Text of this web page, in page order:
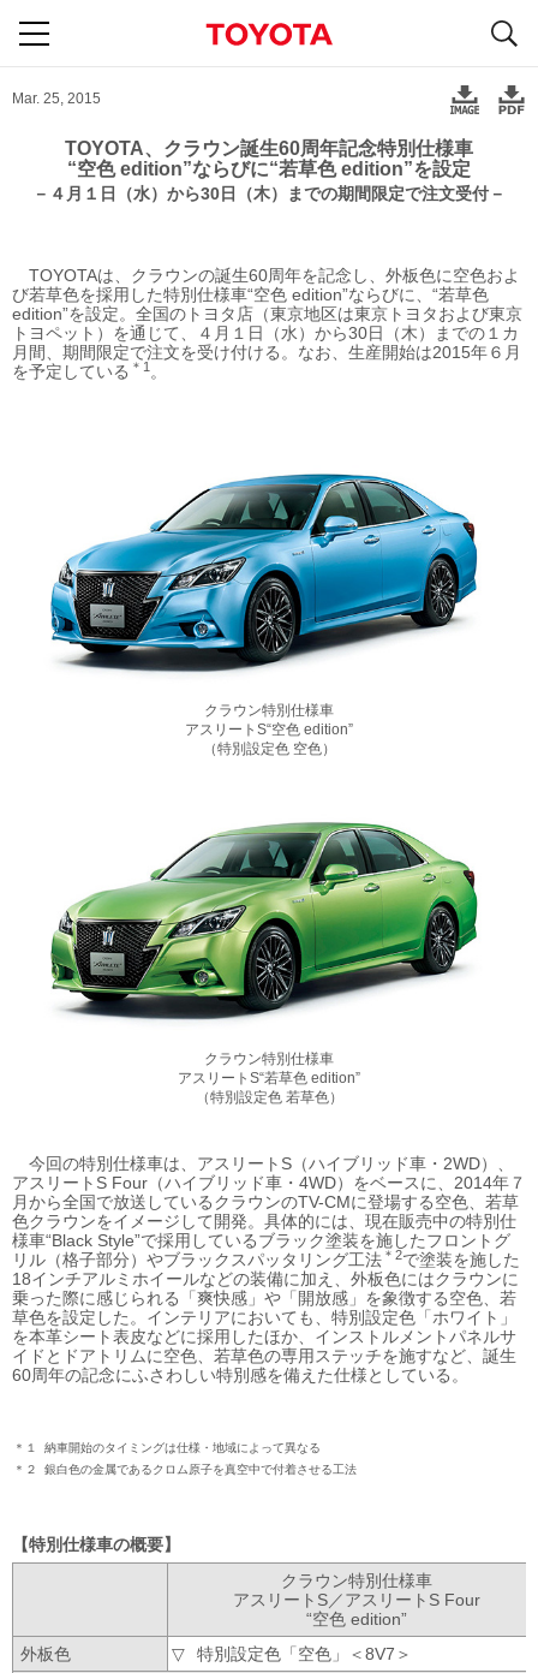
Mar. 25, 2015
TOYOTA、クラウン誕生60周年記念特別仕様車
“空色 edition”ならびに“若草色 edition”を設定
－４月１日（水）から30日（木）までの期間限定で注文受付－
TOYOTAは、クラウンの誕生60周年を記念し、外板色に空色およ
び若草色を採用した特別仕様車“空色 edition”ならびに、“若草色
edition”を設定。全国のトヨタ店（東京地区は東京トヨタおよび東京
トヨペット）を通じて、４月１日（水）から30日（木）までの１カ
月間、期間限定で注文を受け付ける。なお、生産開始は2015年６月
を予定している ＊1 。
クラウン特別仕様車
アスリートS“空色 edition”
（特別設定色 空色）
クラウン特別仕様車
アスリートS“若草色 edition”
（特別設定色 若草色）
今回の特別仕様車は、アスリートS（ハイブリッド車・2WD）、
アスリートS Four（ハイブリッド車・4WD）をベースに、2014年７
月から全国で放送しているクラウンのTV-CMに登場する空色、若草
色クラウンをイメージして開発。具体的には、現在販売中の特別仕
様車“Black Style”で採用しているブラック塗装を施したフロントグ
リル（格子部分）やブラックスパッタリング工法 ＊2で塗装を施した
18インチアルミホイールなどの装備に加え、外板色にはクラウンに
乗った際に感じられる「爽快感」や「開放感」を象徴する空色、若
草色を設定した。インテリアにおいても、特別設定色「ホワイト」
を本革シート表皮などに採用したほか、インストルメントパネルサ
イドとドアトリムに空色、若草色の専用ステッチを施すなど、誕生
60周年の記念にふさわしい特別感を備えた仕様としている。
＊１
納車開始のタイミングは仕様・地域によって異なる
＊２
銀白色の金属であるクロム原子を真空中で付着させる工法
特別仕様車の概要
クラウン特別仕様車
アスリートS／アスリートS Four
“空色 edition”
外板色
特別設定色「空色」＜8V7＞